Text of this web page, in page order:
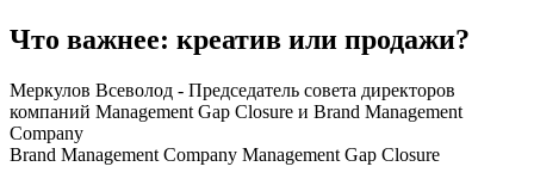
Что важнее: креатив или продажи?
Меркулов Всеволод - Председатель совета директоров
компаний Manаgement Gap Closure и Brand Management
Company
Brand Management Company Manаgement Gap Closure